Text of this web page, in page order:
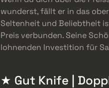
wunderst, fällt er in das
Seltenheit und Beliebtheit
Preis verbunden. Seine
lohnenden Investition für
★ Gut Knife |